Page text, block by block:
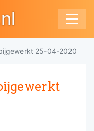
25-04-2020